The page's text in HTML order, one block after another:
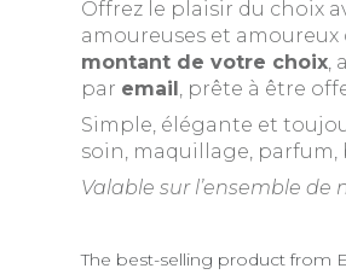
Offrez le plaisir du choix
amoureuses et
montant de votre choix,
par email, prête à être
Simple, élégante et
soin, maquillage, parfum,
Valable sur l’ensemble
The best-selling product from